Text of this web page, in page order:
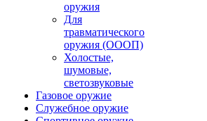
оружия
Для
травматического
оружия (ОООП)
Холостые,
шумовые,
светозвуковые
Газовое оружие
Служебное оружие